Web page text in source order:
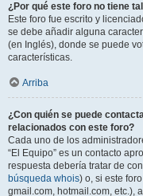
¿Por qué este foro no tiene
Este foro fue escrito y
se debe añadir alguna
(en Inglés), donde se puede
características.
Arriba
¿Con quién se puede
relacionados con este foro?
Cada uno de los
“El Equipo” es un contacto
respuesta debería tratar de
búsqueda whois) o, si este
gmail.com, hotmail.com, etc.),